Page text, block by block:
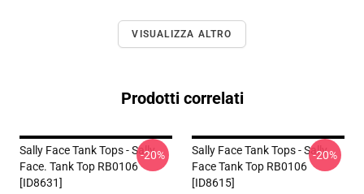
VISUALIZZA ALTRO
Prodotti correlati
Sally Face Tank Tops - Sally
Face. Tank Top RB0106
[ID8631]
-20%
Sally Face Tank Tops - Sally
Face Tank Top RB0106
[ID8615]
-20%